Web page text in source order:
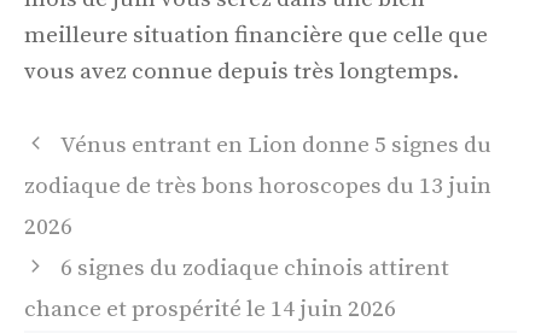
meilleure situation financière que celle que
vous avez connue depuis très longtemps.
Navigation
des
Vénus entrant en Lion donne 5 signes du
zodiaque de très bons horoscopes du 13 juin
2026
6 signes du zodiaque chinois attirent
chance et prospérité le 14 juin 2026